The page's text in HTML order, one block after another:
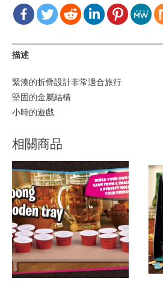
描述
緊湊的折疊設計非常適合旅行
堅固的金屬結構
小時的遊戲
相關商品